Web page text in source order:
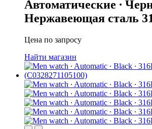
Автоматические ∙
Нержавеющая сталь
Цена по запросу
Найти магазин